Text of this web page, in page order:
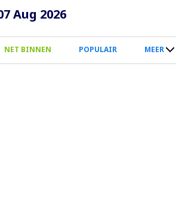
Overslaan
naar
inhoud
Aug 2026
NET BINNEN POPULAIR MEER